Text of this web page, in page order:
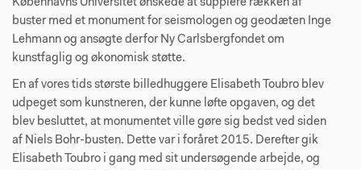
Københavns Universitet ønskede at supplere rækken af
buster med et monument for seismologen og geodæten Inge
Lehmann og ansøgte derfor Ny Carlsbergfondet om
kunstfaglig og økonomisk støtte.
En af vores tids største billedhuggere Elisabeth Toubro blev
udpeget som kunstneren, der kunne løfte opgaven, og det
blev besluttet, at monumentet ville gøre sig bedst ved siden
af Niels Bohr-busten. Dette var i foråret 2015. Derefter gik
Elisabeth Toubro i gang med sit undersøgende arbejde, og